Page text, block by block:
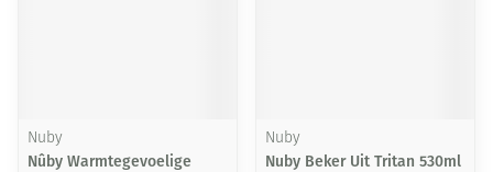
Nuby
Nûby Warmtegevoelige
Nuby
Nuby Beker Uit Tritan 530ml